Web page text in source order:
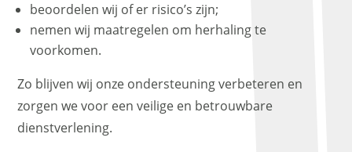
beoordelen wij of er risico’s zijn;
nemen wij maatregelen om herhaling te
voorkomen.
Zo blijven wij onze ondersteuning verbeteren en
zorgen we voor een veilige en betrouwbare
dienstverlening.